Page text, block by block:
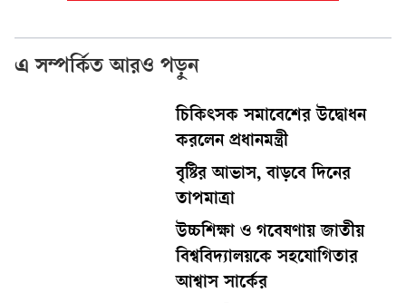
এ সম্পর্কিত আরও পড়ুন
চিকিৎসক সমাবেশের উদ্বোধন
করলেন প্রধানমন্ত্রী
বৃষ্টির আভাস, বাড়বে দিনের
তাপমাত্রা
উচ্চশিক্ষা ও গবেষণায় জাতীয়
বিশ্ববিদ্যালয়কে সহযোগিতার
আশ্বাস সার্কের